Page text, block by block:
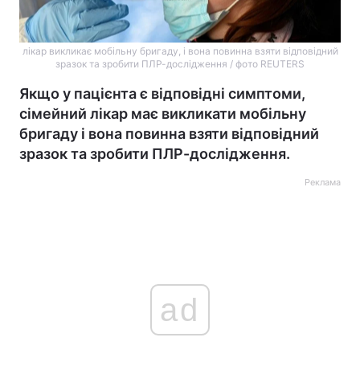
лікар викликає мобільну бригаду, і вона повинна взяти відповідний
зразок та зробити ПЛР-дослідження / фото REUTERS
Якщо у пацієнта є відповідні симптоми,
сімейний лікар має викликати мобільну
бригаду і вона повинна взяти відповідний
зразок та зробити ПЛР-дослідження.
Реклама
ad